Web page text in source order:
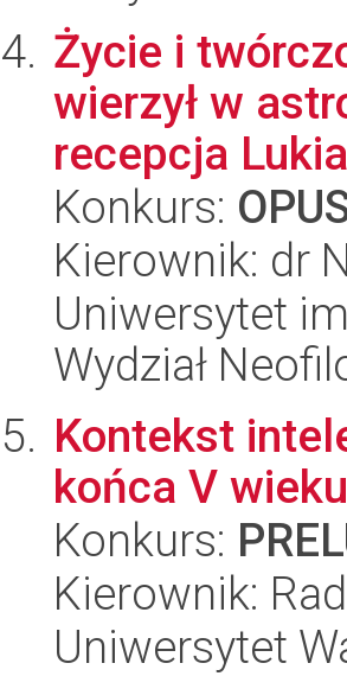
Życie i
wierzył w
recepcja
Konkurs:
Kierownik: dr
Uniwersytet
Wydział
Kontekst
końca V
Konkurs:
Kierownik:
Uniwersytet